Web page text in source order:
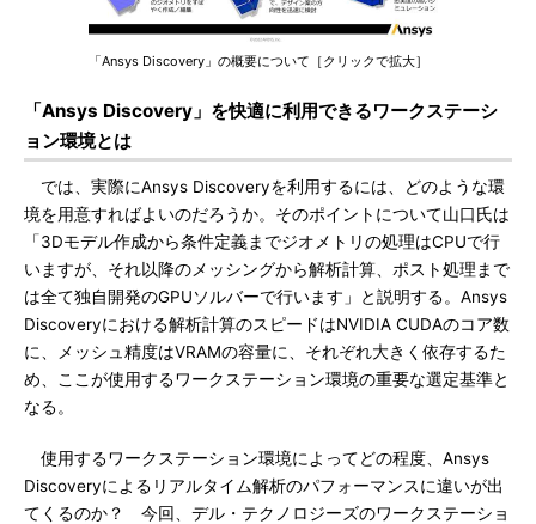
「Ansys Discovery」の概要について［クリックで拡大］
「Ansys Discovery」を快適に利用できるワークステーシ
ョン環境とは
では、実際にAnsys Discoveryを利用するには、どのような環
境を用意すればよいのだろうか。そのポイントについて山口氏は
「3Dモデル作成から条件定義までジオメトリの処理はCPUで行
いますが、それ以降のメッシングから解析計算、ポスト処理まで
は全て独自開発のGPUソルバーで行います」と説明する。Ansys
Discoveryにおける解析計算のスピードはNVIDIA CUDAのコア数
に、メッシュ精度はVRAMの容量に、それぞれ大きく依存するた
め、ここが使用するワークステーション環境の重要な選定基準と
なる。
使用するワークステーション環境によってどの程度、Ansys
Discoveryによるリアルタイム解析のパフォーマンスに違いが出
てくるのか？ 今回、デル・テクノロジーズのワークステーショ